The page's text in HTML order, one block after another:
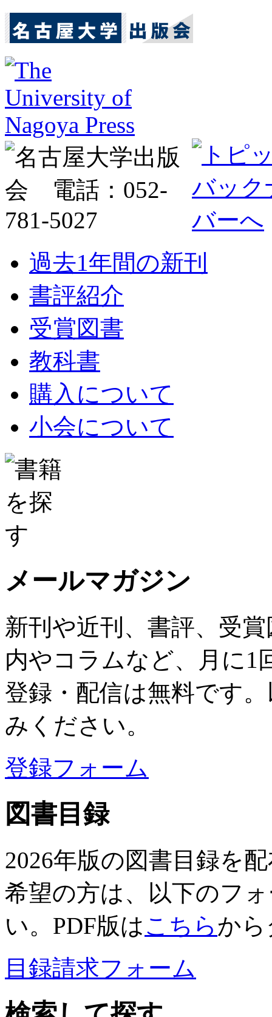
過去1年間の新刊
書評紹介
受賞図書
教科書
購入について
小会について
メールマガジン
新刊や近刊、書評、受
内やコラムなど、月に1
登録・配信は無料です
みください。
登録フォーム
図書目録
2026年版の図書目録を
希望の方は、以下のフ
い。PDF版はこちらか
目録請求フォーム